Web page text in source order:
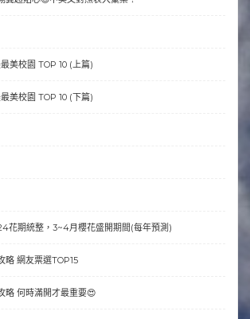
美校園 TOP 10 (上篇)
美校園 TOP 10 (下篇)
花期統整，3~4月櫻花盛開期間(每年預測)
略 網友票選TOP15
略 何時滿開才最重要😍